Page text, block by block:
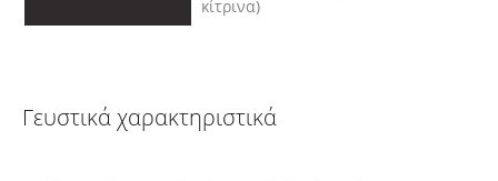
κίτρινα)
Γευστικά χαρακτηριστικά